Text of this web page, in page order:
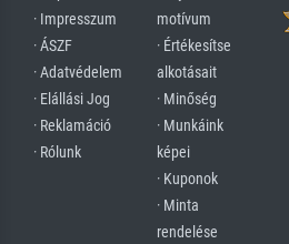
· Impresszum
· ÁSZF
· Adatvédelem
· Elállási Jog
· Reklamáció
· Rólunk
motívum
· Értékesítse
alkotásait
· Minőség
· Munkáink
képei
· Kuponok
· Minta
rendelése